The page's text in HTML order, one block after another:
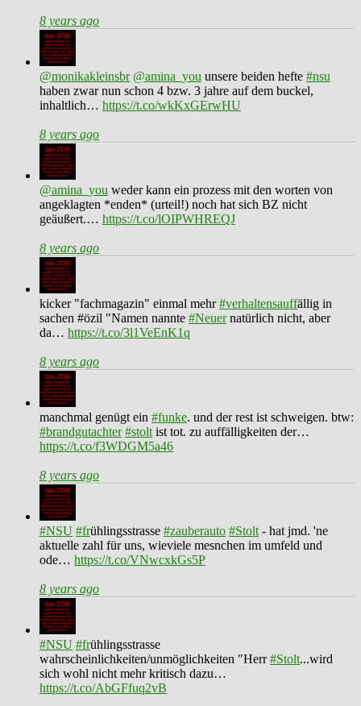
8 years ago
@monikakleinsbr @amina_you unsere beiden hefte #nsu
haben zwar nun schon 4 bzw. 3 jahre auf dem buckel,
inhaltlich… https://t.co/wkKxGErwHU
8 years ago
@amina_you weder kann ein prozess mit den worten von
angeklagten *enden* (urteil!) noch hat sich BZ nicht
geäußert.… https://t.co/lOIPWHREQJ
8 years ago
kicker "fachmagazin" einmal mehr#verhaltensauffällig in
sachen #özil "Namen nannte #Neuernatürlich nicht, aber
da… https://t.co/3l1VeEnK1q
8 years ago
manchmal genügt ein #funke. und der rest ist schweigen. btw:
#brandgutachter #stolt ist tot. zu auffälligkeiten der…
https://t.co/f3WDGM5a46
8 years ago
#NSU #frühlingsstrasse #zauberauto #Stolt - hat jmd. 'ne
aktuelle zahl für uns, wieviele mesnchen im umfeld und
ode… https://t.co/VNwcxkGs5P
8 years ago
#NSU #frühlingsstrasse
wahrscheinlichkeiten/unmöglichkeiten "Herr#Stolt...wird
sich wohl nicht mehr kritisch dazu…
https://t.co/AbGFfuq2vB